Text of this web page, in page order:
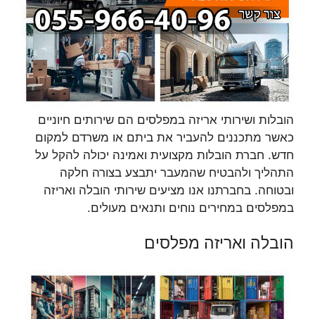
הובלות ושירותי אריזה במפלסים הם שירותים חיוניים
כאשר מתכננים להעביר את ביתם או משרדם למקום
חדש. חברת הובלות מקצועית ואמינה יכולה להקל על
התהליך ולהבטיח שהמעבר יתבצע בצורה חלקה
ובטוחה. בחברתנו אנו מציעים שירותי הובלה ואריזה
במפלסים במחירים נוחים ותנאים מעולים.
הובלה ואריזה מפלסים